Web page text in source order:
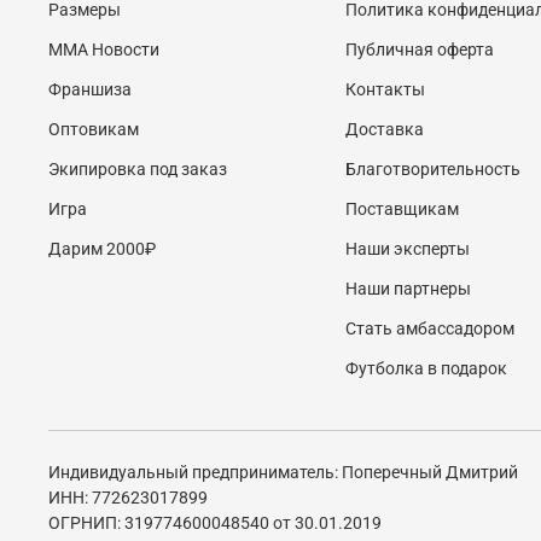
Размеры
MMA Новости
Франшиза
Оптовикам
Экипировка под заказ
Игра
Дарим 2000₽
Политика
Публичная оферта
Контакты
Доставка
Благотворительность
Поставщикам
Наши эксперты
Наши партнеры
Стать амбассадором
Футболка в подарок
Индивидуальный предприниматель: Поперечный Дмитрий
ИНН: 772623017899
ОГРНИП: 319774600048540 от 30.01.2019